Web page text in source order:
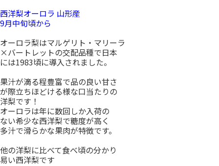
西洋梨オーロラ 山形産
9月中旬頃から
オーロラ梨はマルゲリト・マリーラ
×バートレットの交配品種で日本
には1983頃に導入されました。
果汁が滴る程豊富で品の良い甘さ
が際立ちほどける様な口当たりの
洋梨です！
オーロラは年に数回しか入荷の
ない希少な西洋梨で糖度が高く
多汁で滑らかな果肉が特徴です。
他の洋梨に比べて食べ頃の分かり
易い西洋梨です